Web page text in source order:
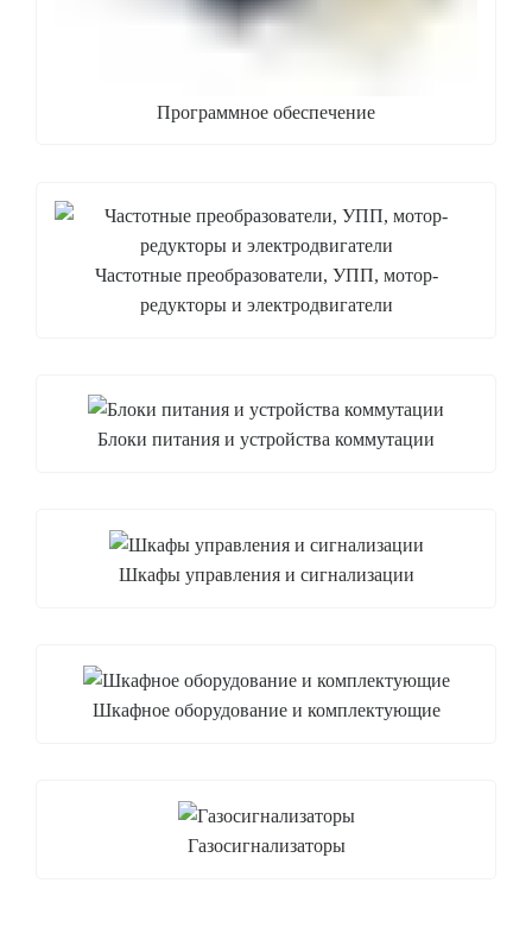
Программное обеспечение
Частотные преобразователи, УПП, мотор-
редукторы и электродвигатели
Блоки питания и устройства коммутации
Шкафы управления и сигнализации
Шкафное оборудование и комплектующие
Газосигнализаторы